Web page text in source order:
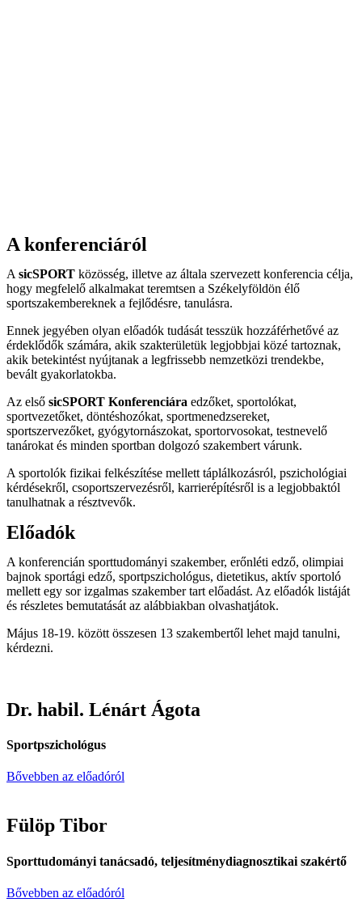
A konferenciáról
A sicSPORT közösség, illetve az általa szervezett konferencia célja,
hogy megfelelő alkalmakat teremtsen a Székelyföldön élő
sportszakembereknek a fejlődésre, tanulásra.
Ennek jegyében olyan előadók tudását tesszük hozzáférhetővé az
érdeklődők számára, akik szakterületük legjobbjai közé tartoznak,
akik betekintést nyújtanak a legfrissebb nemzetközi trendekbe,
bevált gyakorlatokba.
Az első sicSPORT Konferenciára edzőket, sportolókat,
sportvezetőket, döntéshozókat, sportmenedzsereket,
sportszervezőket, gyógytornászokat, sportorvosokat, testnevelő
tanárokat és minden sportban dolgozó szakembert várunk.
A sportolók fizikai felkészítése mellett táplálkozásról, pszichológiai
kérdésekről, csoportszervezésről, karrierépítésről is a legjobbaktól
tanulhatnak a résztvevők.
Előadók
A konferencián sporttudományi szakember, erőnléti edző, olimpiai
bajnok sportági edző, sportpszichológus, dietetikus, aktív sportoló
mellett egy sor izgalmas szakember tart előadást. Az előadók listáját
és részletes bemutatását az alábbiakban olvashatjátok.
Május 18-19. között összesen 13 szakembertől lehet majd tanulni,
kérdezni.
Dr. habil. Lénárt Ágota
Sportpszichológus
Bővebben az előadóról
Fülöp Tibor
Sporttudományi tanácsadó, teljesítménydiagnosztikai szakértő
Bővebben az előadóról